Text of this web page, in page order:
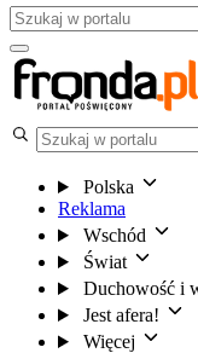
Polska
Reklama
Wschód
Świat
Duchowość i
Jest afera!
Więcej